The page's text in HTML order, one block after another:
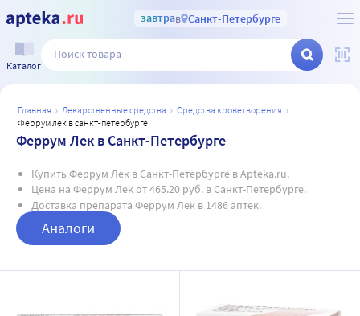
завтрав Санкт-Петербурге
Каталог
главная лекарственные средства
средства кроветворения
феррум лек в санкт-петербурге
Феррум Лек в Санкт-Петербурге
Купить Феррум Лек в Санкт-Петербурге в Apteka.ru.
Цена на Феррум Лек от 465.20 руб. в Санкт-Петербурге.
Доставка препарата Феррум Лек в 1486 аптек.
Аналоги